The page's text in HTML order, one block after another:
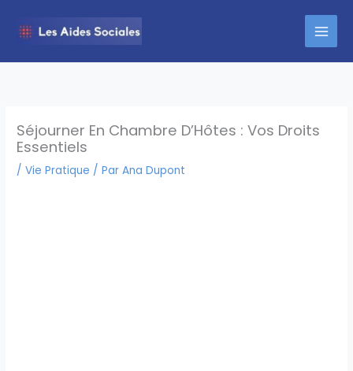
Séjourner En Chambre D’Hôtes : Vos Droits
Essentiels
/Vie Pratique / ParAna Dupont